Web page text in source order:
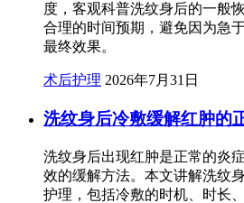
度，客观科普洗纹身后的一般
合理的时间预期，避免因为急
最终效果。
术后护理 2026年7月31日
洗纹身后冷敷缓解红肿的
洗纹身后出现红肿是正常的炎
效的缓解方法。本文讲解洗纹
护理，包括冷敷的时机、时长